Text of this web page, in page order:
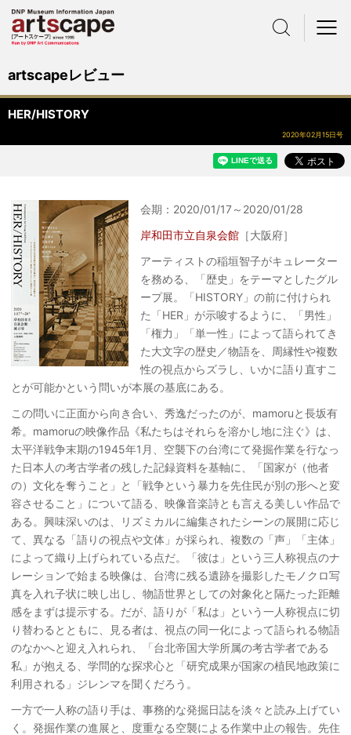
artscapeレビュー
HER/HISTORY
2020年02月15日号
会期：2020/01/17～2020/01/28
岸和田市立自泉会館 ［大阪府］
アーティストの稲垣智子がキュレーター
を務める、「歴史」をテーマとしたグル
ープ展。「HISTORY」の前に付けられ
た「HER」が示唆するように、「男性」
「権力」「単一性」によって語られてき
た大文字の歴史／物語を、周縁性や複数
性の視点からズラし、いかに語り直すこ
とが可能かという問いが本展の基底にある。
この問いに正面から向き合い、秀逸だったのが、mamoruと長坂有
希。mamoruの映像作品《私たちはそれらを溶かし地に注ぐ》は、
太平洋戦争末期の1945年1月、空襲下の台湾にて発掘作業を行なっ
た日本人の考古学者の残した記録資料を基軸に、「国家が（他者
の）文化を奪うこと」と「戦争という暴力を先住民が別の形へと変
容させること」について語る、映像音楽詩とも言える美しい作品で
ある。興味深いのは、リズミカルに編集されたシーンの展開に応じ
て、異なる「語りの視点や文体」が採られ、複数の「声」「主体」
によって織り上げられている点だ。「彼は」という三人称視点のナ
レーションで始まる映像は、台湾に残る遺跡を撮影したモノクロ写
真を入れ子状に映し出し、物語世界としての対象化と隔たった距離
感をまずは提示する。だが、語りが「私は」という一人称視点に切
り替わるとともに、見る者は、視点の同一化によって語られる物語
のなかへと迎え入れられ、「台北帝国大学所属の考古学者である
私」が抱える、学問的な探求心と「研究成果が国家の植民地政策に
利用される」ジレンマを聞くだろう。
一方で一人称の語り手は、事務的な発掘日誌を淡々と読み上げてい
く。発掘作業の進展と、度重なる空襲による作業中止の報告。先住
サイト内検索